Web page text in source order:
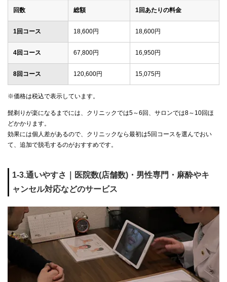
回数 総額 1回あたりの料金
1回コース 18,600円 18,600円
4回コース 67,800円 16,950円
8回コース 120,600円 15,075円
※価格は税込で表示しています。
髭剃りが楽になるまでには、クリニックでは5～6回、サロンでは8～10回ほ
どかかります。
効果には個人差があるので、クリニックなら最初は5回コースを選んでおい
て、追加で脱毛するのがおすすめです。
1-3.通いやすさ｜医院数(店舗数)・男性専門・麻酔やキ
ャンセル対応などのサービス